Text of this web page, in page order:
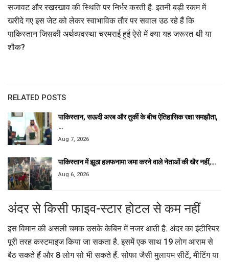
सजावट और रखरखाव की स्थिति पर निर्भर करती है. इतनी बड़ी रकम में
खरीदे गए इस जेट को लेकर स्वाभाविक तौर पर सवाल उठ रहे हैं कि
पाकिस्तान जिसकी अर्थव्यवस्था चरमराई हुई ऐसे में क्या यह जरूरत थी या
शौक?
RELATED POSTS
पाकिस्तान, सऊदी अरब और तुर्की के बीच ऐतिहासिक रक्षा समझौता,
…
Aug 7, 2026
पाकिस्तान में झूठा हलफनामा जमा करने वाले नेताओं की खैर नहीं,…
Aug 6, 2026
अंदर से किसी फाइव-स्टार होटल से कम नहीं
इस विमान की असली चमक उसके केबिन में नजर आती है. अंदर का इंटीरियर
पूरी तरह कस्टमाइज किया जा सकता है. इसमें एक साथ 19 लोग आराम से
बैठ सकते हैं और 8 लोग सो भी सकते हैं. सोफा जैसी मुलायम सीटें, मीटिंग या